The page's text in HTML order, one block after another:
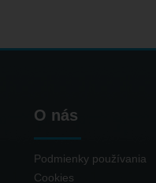
O nás
Podmienky používania
Cookies